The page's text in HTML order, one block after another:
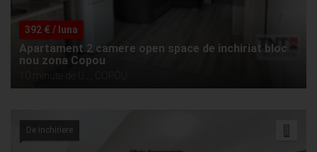
392 € / luna
Apartament 2 camere open space de inchiriat bloc
nou zona Copou
10 minute de U..., COPOU
De inchiriere